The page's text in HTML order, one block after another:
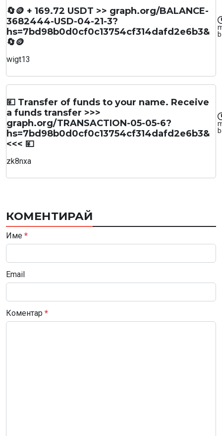
🔄🪙 + 169.72 USDT >> graph.org/BALANCE-
3682444-USD-04-21-3?
hs=7bd98b0d0cf0c13754cf314dafd2e6b3&
🔄🪙
wigt13
💴 Transfer of funds to your name. Receive
a funds transfer >>>
graph.org/TRANSACTION-05-05-6?
hs=7bd98b0d0cf0c13754cf314dafd2e6b3&
<<< 💴
zk8nxa
КОМЕНТИРАЙ
Име *
Email
Коментар *